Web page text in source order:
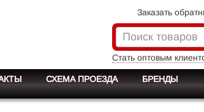
Заказать
Стать оптовым
СХЕМА ПРОЕЗДА БРЕНДЫ